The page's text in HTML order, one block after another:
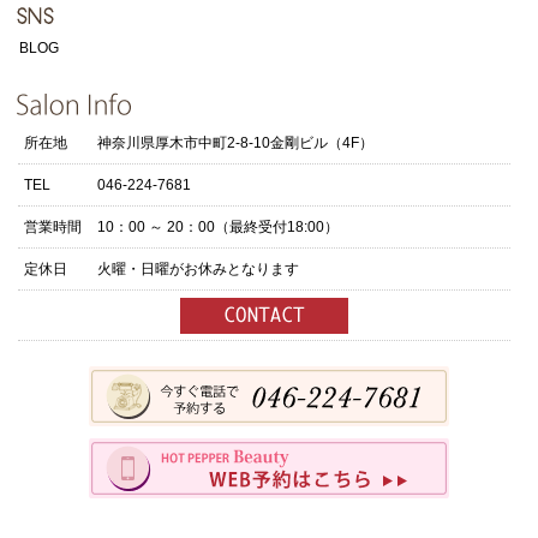
BLOG
所在地 神奈川県厚木市中町2-8-10金剛ビル（4F）
TEL 046-224-7681
営業時間 10：00 ～ 20：00（最終受付18:00）
定休日 火曜・日曜がお休みとなります